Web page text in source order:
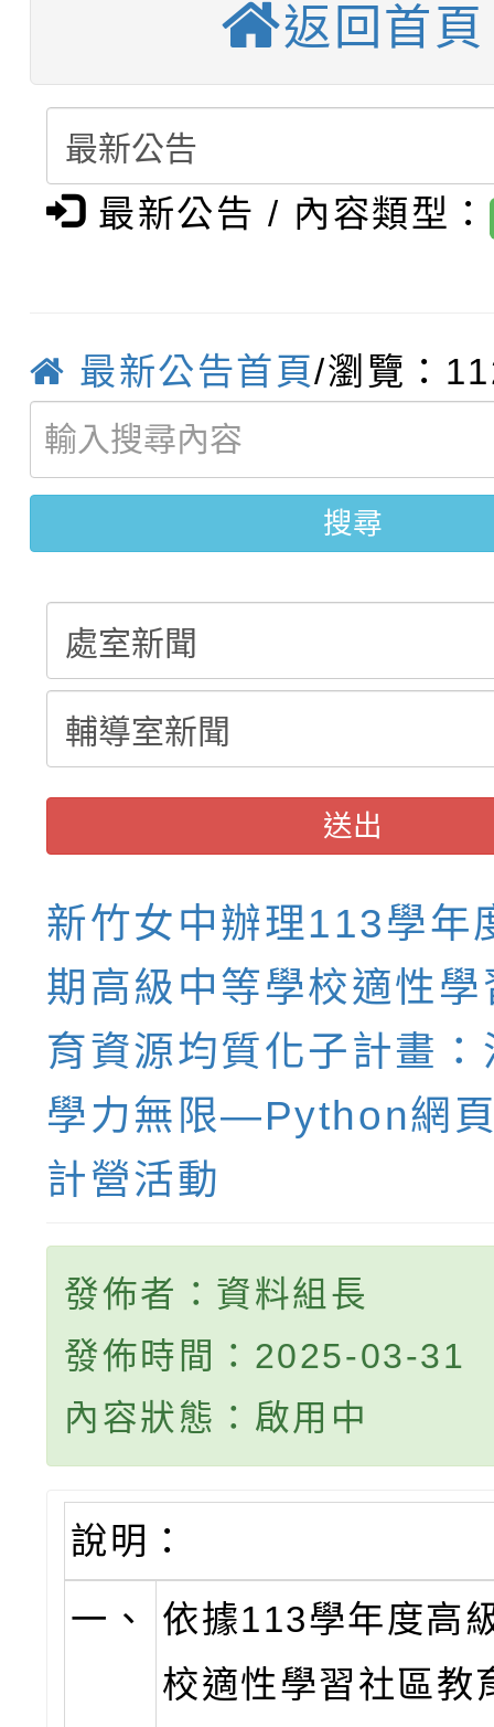
結果(第3招)
學年度第1學期第9次
結果(第4招)
【甄選結果(第12招)】
學年度第1學期第7次代
結果(第12招)
轉知：桃園市115學年
賽及師生本土語及新住
賽實施要點
轉知：「桃園市115學
比賽實施要點」
轉知：「115年金融知
畫影片一案
劇比賽實施要點」及修
表
轉知：桃園市115年度
敬師藝文競賽』實施計
【甄選結果(第11招)】
學年度第1學期第7次
【甄選結果(第3招)】
結果(第3招)
返回首頁
最新公告 / 內容類型：
最新公告首頁/瀏覽：
搜尋
送出
新竹女中辦理113學年
期高級中等學校適性
育資源均質化子計畫
學力無限—Python網
計營活動
發佈者：資料組長
發佈時間：2025-03-31
內容狀態：啟用中
說明：
一、
依據113學年度高
校適性學習社區教